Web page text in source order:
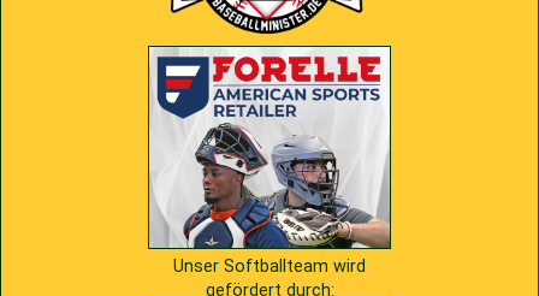
Unser Softballteam wird
gefördert durch: